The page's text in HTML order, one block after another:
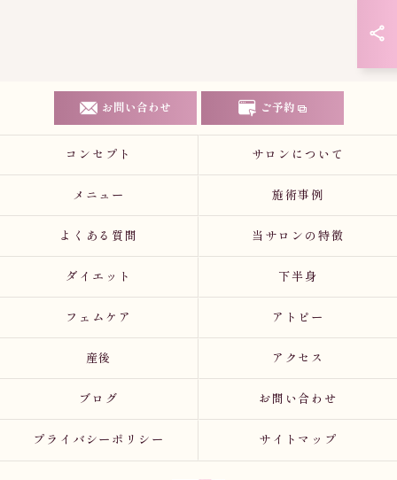
お問い合わせ ご予約
コンセプト サロンについて
メニュー 施術事例
よくある質問 当サロンの特徴
ダイエット 下半身
フェムケア アトピー
産後 アクセス
ブログ お問い合わせ
プライバシーポリシー サイトマップ